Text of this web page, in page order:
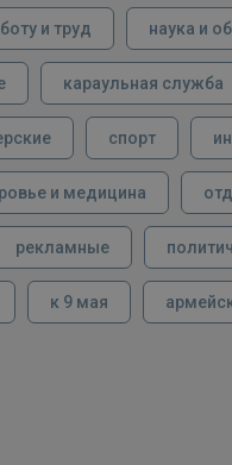
и труд наука и
караульная служба
спорт
и медицина
рекламные
к 9 мая